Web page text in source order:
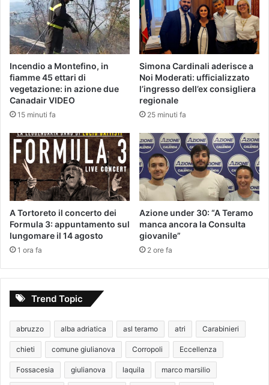
Incendio a Montefino, in
fiamme 45 ettari di
vegetazione: in azione due
Canadair VIDEO
15 minuti fa
Simona Cardinali aderisce a
Noi Moderati: ufficializzato
l’ingresso dell’ex consigliera
regionale
25 minuti fa
A Tortoreto il concerto dei
Formula 3: appuntamento sul
lungomare il 14 agosto
1 ora fa
Azione under 30: “A Teramo
manca ancora la Consulta
giovanile”
2 ore fa
Trend Topic
abruzzo alba adriatica asl teramo atri Carabinieri
chieti comune giulianova Corropoli Eccellenza
Fossacesia giulianova laquila marco marsilio